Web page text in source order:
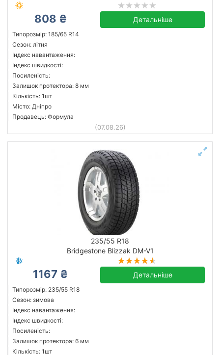
808 ₴ Детальніше
Типорозмір: 185/65 R14
Сезон: літня
Індекс навантаження:
Індекс швидкості:
Посиленість:
Залишок протектора: 8 мм
Кількість: 1шт
Місто: Дніпро
Продавець: Формула
(07.08.26)
235/55 R18
Bridgestone Blizzak DM-V1
1167 ₴ Детальніше
Типорозмір: 235/55 R18
Сезон: зимова
Індекс навантаження:
Індекс швидкості:
Посиленість:
Залишок протектора: 6 мм
Кількість: 1шт